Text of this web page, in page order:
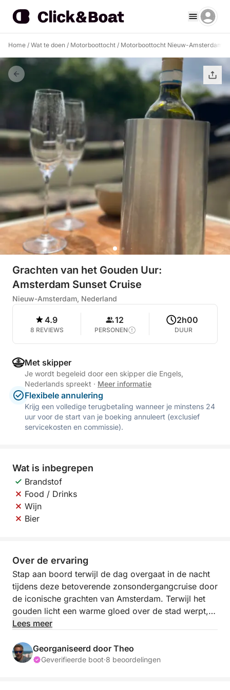
Home / Wat te doen / Motorboottocht / Motorboottocht Nieuw-Amsterdam
Grachten van het Gouden Uur:
Amsterdam Sunset Cruise
Nieuw-Amsterdam, Nederland
4.9
8 REVIEWS
12
PERSONEN
2h00
DUUR
Met skipper
Je wordt begeleid door een skipper die Engels,
Nederlands spreekt · Meer informatie
Flexibele annulering
Krijg een volledige terugbetaling wanneer je minstens 24
uur voor de start van je boeking annuleert (exclusief
servicekosten en commissie).
Wat is inbegrepen
Brandstof
Food / Drinks
Wijn
Bier
Over de ervaring
Stap aan boord terwijl de dag overgaat in de nacht
tijdens deze betoverende zonsondergangcruise door
de iconische grachten van Amsterdam. Terwijl het
gouden licht een warme gloed over de stad werpt,
vaart u langs historische bruggen, charmante
badend in de zachte tinten van de schemering.
Lees meer
Georganiseerd door Theo
Geverifieerde boot·8 beoordelingen